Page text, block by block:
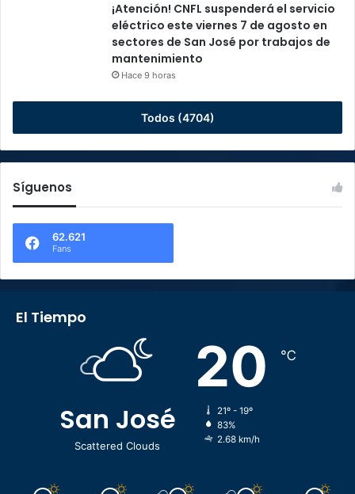
¡Atención! CNFL suspenderá el servicio
eléctrico este viernes 7 de agosto en
sectores de San José por trabajos de
mantenimiento
Hace 9 horas
Todos (4704)
Síguenos
62.621
Fans
El Tiempo
San José
Scattered Clouds
20 ℃
21º - 19º
83%
2.68 km/h